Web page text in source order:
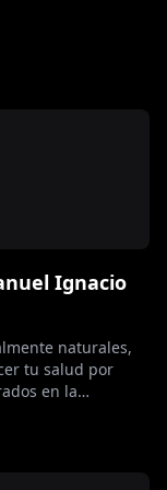
Ignacio
naturales,
tu salud por
en la